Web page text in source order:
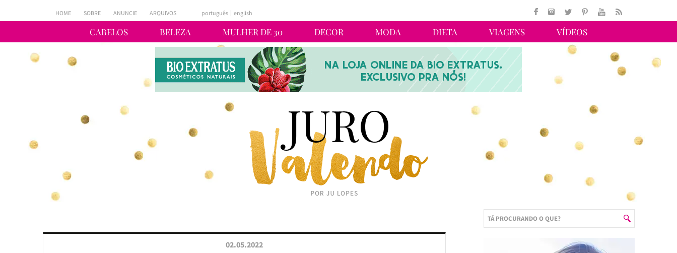
CABELOS BELEZA MULHER DE 30 DECOR MODA DIETA VIAGENS VÍDEOS
HOME SOBRE ANUNCIE ARQUIVOS português english
02.05.2022